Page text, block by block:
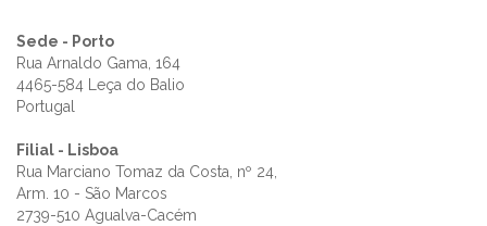
Sede - Porto
Rua Arnaldo Gama, 164
4465-584 Leça do Balio
Portugal
Filial - Lisboa
Rua Marciano Tomaz da Costa, nº 24,
Arm. 10 - São Marcos
2739-510 Agualva-Cacém